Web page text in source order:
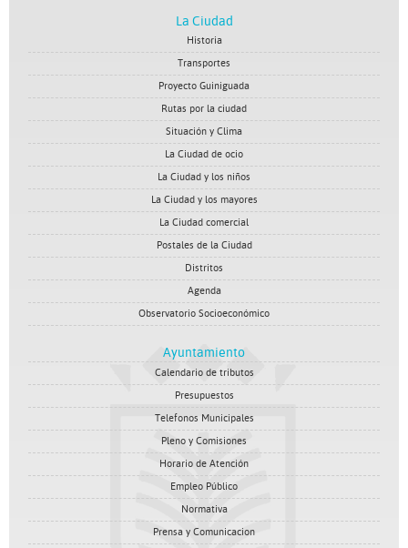
La Ciudad
Historia
Transportes
Proyecto Guiniguada
Rutas por la ciudad
Situación y Clima
La Ciudad de ocio
La Ciudad y los niños
La Ciudad y los mayores
La Ciudad comercial
Postales de la Ciudad
Distritos
Agenda
Observatorio Socioeconómico
Ayuntamiento
Calendario de tributos
Presupuestos
Telefonos Municipales
Pleno y Comisiones
Horario de Atención
Empleo Público
Normativa
Prensa y Comunicacion